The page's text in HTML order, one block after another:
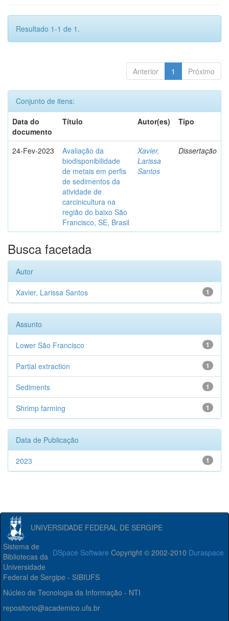
Resultado 1-1 de 1.
Anterior 1 Próximo
Conjunto de itens:
Data do
documento
Título Autor(es) Tipo
24-Fev-2023
Avaliação da
biodisponibilidade
de metais em perfis
de sedimentos da
atividade de
carcinicultura na
região do baixo São
Francisco, SE, Brasil
Xavier,
Larissa
Santos
Dissertação
Busca facetada
Autor
1
Xavier, Larissa Santos
Assunto
1
Lower São Francisco
1
Partial extraction
1
Sediments
1
Shrimp farming
Data de Publicação
1
2023
UNIVERSIDADE FEDERAL DE SERGIPE
DSpace Software Copyright © 2002-2010 Duraspace
Sistema de
Bibliotecas da
Universidade
Federal de Sergipe - SIBIUFS
Núcleo de Tecnologia da Informação - NTI
repositorio@academico.ufs.br